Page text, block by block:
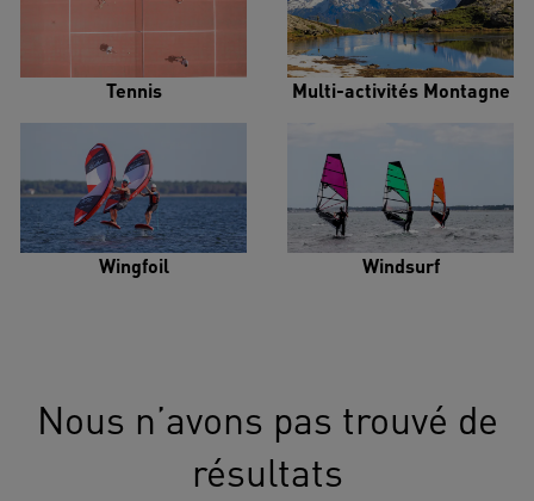
Tennis Multi-activités Montagne
Wingfoil Windsurf
Nous n’avons pas trouvé de
résultats